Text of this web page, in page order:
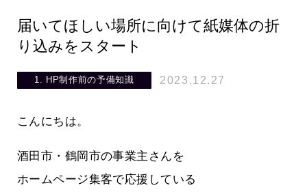
届いてほしい場所に向けて紙媒体の折
り込みをスタート
1. HP制作前の予備知識 2023.12.27
こんにちは。
酒田市・鶴岡市の事業主さんを
ホームページ集客で応援している
ホームペ
周りのがんばる経営者さんに負けない